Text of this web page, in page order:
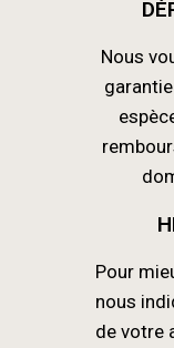
Nous
Pour
nous
de votre